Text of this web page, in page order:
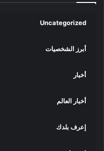
Uncategorized
أبرز الشخصيات
أخبار
أخبار العالم
إعرف بلدك